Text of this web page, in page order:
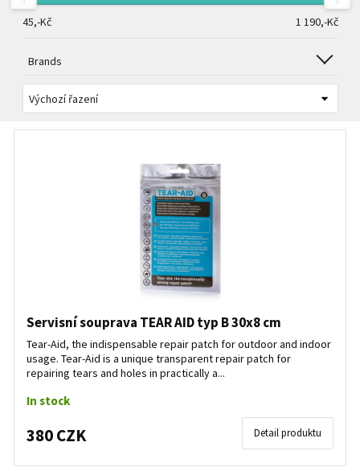
45,-Kč 1 190,-Kč
Brands
Servisní souprava TEAR AID typ B 30x8 cm
Tear-Aid, the indispensable repair patch for outdoor and indoor
usage. Tear-Aid is a unique transparent repair patch for
repairing tears and holes in practically a...
In stock
380 CZK Detail produktu